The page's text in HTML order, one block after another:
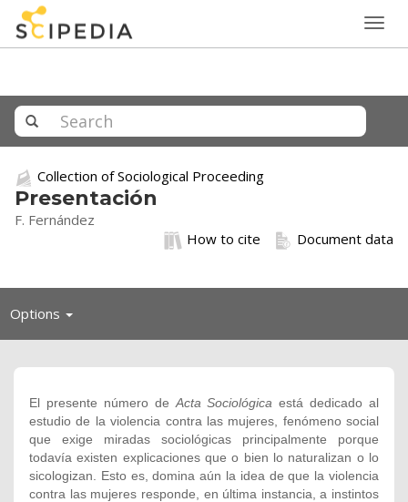
Collection of Sociological Proceeding
Presentación
F. Fernández
Document data
How to cite
Options Toggle
El presente número de Acta Sociológica está dedicado al
estudio de la violencia contra las mujeres, fenómeno social
que exige miradas sociológicas principalmente porque
todavía existen explicaciones que o bien lo naturalizan o lo
sicologizan. Esto es, domina aún la idea de que la violencia
contra las mujeres responde, en última instancia, a instintos